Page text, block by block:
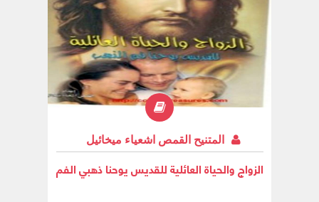
المتنيح القمص اشعياء ميخائيل
الزواج والحياة العائلية للقديس يوحنا ذهبي الفم